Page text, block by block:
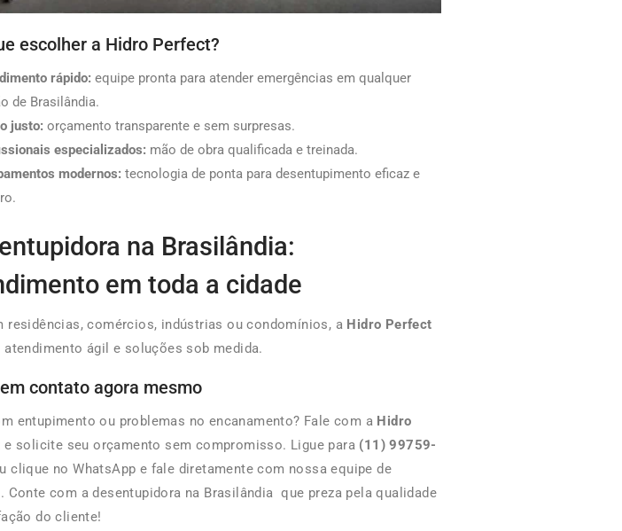
escolher a Hidro Perfect?
rápido: equipe pronta para atender emergências em qualquer
de Brasilândia.
justo: orçamento transparente e sem surpresas.
especializados: mão de obra qualificada e treinada.
modernos: tecnologia de ponta para desentupimento eficaz e
na Brasilândia:
em toda a cidade
residências, comércios, indústrias ou condomínios, a Hidro Perfect
atendimento ágil e soluções sob medida.
contato agora mesmo
entupimento ou problemas no encanamento? Fale com a Hidro
e solicite seu orçamento sem compromisso. Ligue para (11) 99759-
clique no WhatsApp e fale diretamente com nossa equipe de
Conte com a desentupidora na Brasilândia que preza pela qualidade
do cliente!